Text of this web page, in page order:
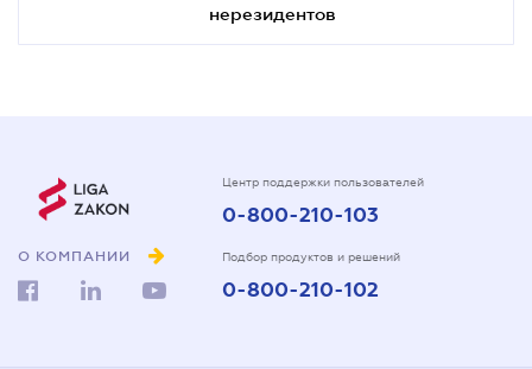
нерезидентов
О КОМПАНИИ
Центр поддержки пользователей
0-800-210-103
Подбор продуктов и решений
0-800-210-102